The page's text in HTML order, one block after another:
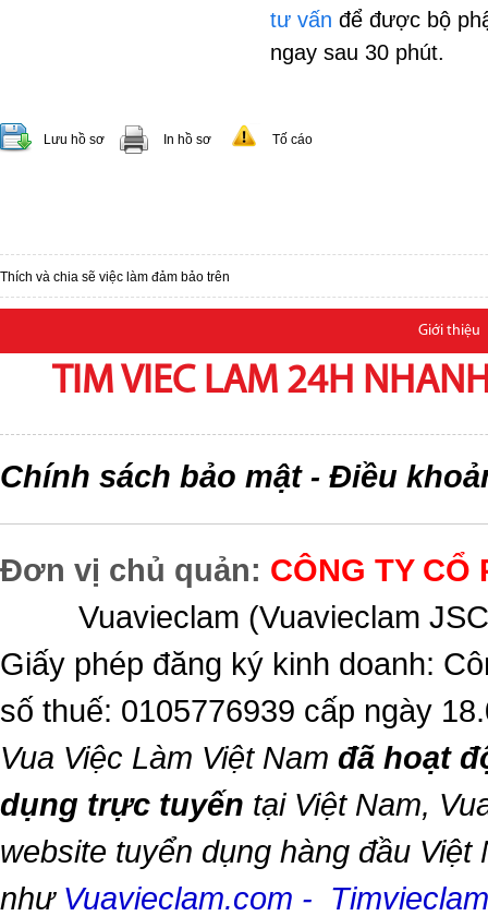
tư vấn để được bộ
ngay sau 30 phút.
Lưu hồ sơ In hồ sơ Tố cáo
Thích và chia sẽ việc làm đảm bảo trên
Giới thiệu
TIM VIEC LAM 24H
Chính sách bảo mật- Điều
Đơn vị chủ quản: CÔNG TY CỔ
Vuavieclam (Vuavieclam
Giấy phép đăng ký kinh doanh:
số thuế: 0105776939 cấp ngày
Vua Việc Làm Việt Nam đã hoạt
dụng trực tuyến tại Việt Nam,
website tuyển dụng hàng đầu Việt
như Vuavieclam.com -